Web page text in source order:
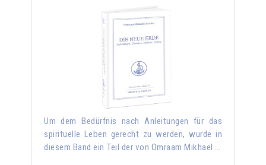
Um dem Bedürfnis nach Anleitungen für das
spirituelle Leben gerecht zu werden, wurde in
diesem Band ein Teil der von Omraam Mikhael …